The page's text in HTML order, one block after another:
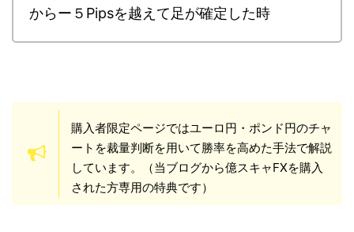
からー５Pipsを越えて足が確定した時
購入者限定ページではユーロ円・ポンド円のチャ
ートを裁量判断を用いて勝率を高めた手法で解説
しています。（当ブログから億スキャFXを購入
された方専用の特典です）